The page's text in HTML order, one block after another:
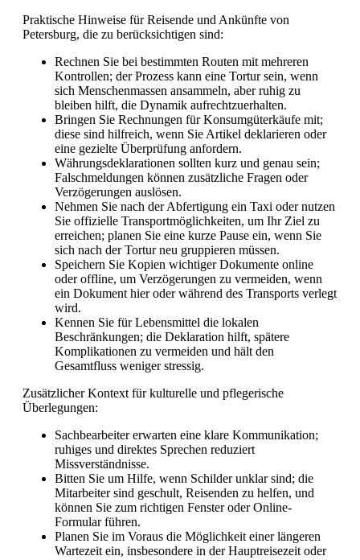
Praktische Hinweise für Reisende und Ankünfte von
Petersburg, die zu berücksichtigen sind:
Rechnen Sie bei bestimmten Routen mit mehreren
Kontrollen; der Prozess kann eine Tortur sein, wenn
sich Menschenmassen ansammeln, aber ruhig zu
bleiben hilft, die Dynamik aufrechtzuerhalten.
Bringen Sie Rechnungen für Konsumgüterkäufe mit;
diese sind hilfreich, wenn Sie Artikel deklarieren oder
eine gezielte Überprüfung anfordern.
Währungsdeklarationen sollten kurz und genau sein;
Falschmeldungen können zusätzliche Fragen oder
Verzögerungen auslösen.
Nehmen Sie nach der Abfertigung ein Taxi oder nutzen
Sie offizielle Transportmöglichkeiten, um Ihr Ziel zu
erreichen; planen Sie eine kurze Pause ein, wenn Sie
sich nach der Tortur neu gruppieren müssen.
Speichern Sie Kopien wichtiger Dokumente online
oder offline, um Verzögerungen zu vermeiden, wenn
ein Dokument hier oder während des Transports verlegt
wird.
Kennen Sie für Lebensmittel die lokalen
Beschränkungen; die Deklaration hilft, spätere
Komplikationen zu vermeiden und hält den
Gesamtfluss weniger stressig.
Zusätzlicher Kontext für kulturelle und pflegerische
Überlegungen:
Sachbearbeiter erwarten eine klare Kommunikation;
ruhiges und direktes Sprechen reduziert
Missverständnisse.
Bitten Sie um Hilfe, wenn Schilder unklar sind; die
Mitarbeiter sind geschult, Reisenden zu helfen, und
können Sie zum richtigen Fenster oder Online-
Formular führen.
Planen Sie im Voraus die Möglichkeit einer längeren
Wartezeit ein, insbesondere in der Hauptreisezeit oder